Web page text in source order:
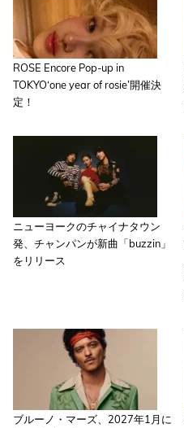
ROSE Encore Pop-up in
TOKYO‘one year of rosie’開催決
定！
ニューヨークのチャイナタウン
発、チャンパンが新曲「buzzin」
をリリース
ブルーノ・マーズ、2027年1月に